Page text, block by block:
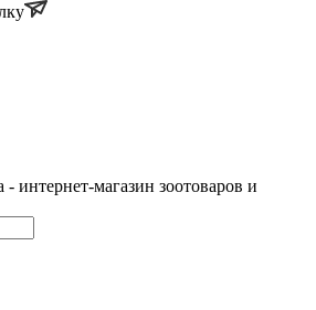
интернет-магазин зоотоваров и